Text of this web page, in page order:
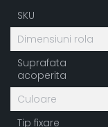
SKU
Dimensiuni rola
Suprafata
acoperita
Culoare
Tip fixare